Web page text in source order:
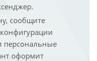
сообщите
персональные
оформит